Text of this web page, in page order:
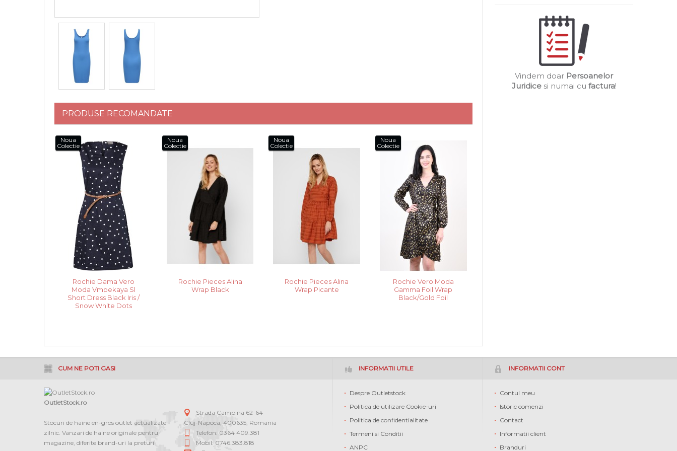
PRODUSE RECOMANDATE
Noua
Colectie
Rochie Dama Vero
Moda Vmpekaya Sl
Short Dress Black Iris /
Snow White Dots
Noua
Colectie
Rochie Pieces Alina
Wrap Black
Noua
Colectie
Rochie Pieces Alina
Wrap Picante
Noua
Colectie
Rochie Vero Moda
Gamma Foil Wrap
Black/Gold Foil
Vindem doar Persoanelor
Juridicesi numai cu factura!
CUM NE POTI GASI
OutletStock.ro
Stocuri de haine en-gros outlet actualizate
zilnic. Vanzari de haine originale pentru
magazine, diferite brand-uri la preturi
Strada Campina 62-64
Cluj-Napoca,400635, Romania
Telefon: 0364 409.381
Mobil: 0746.383.818
INFORMATII UTILE
Despre Outletstock
Politica de utilizare Cookie-uri
Politica de confidentialitate
Termeni si Conditii
ANPC
INFORMATII CONT
Contul meu
Istoric comenzi
Contact
Informatii client
Branduri